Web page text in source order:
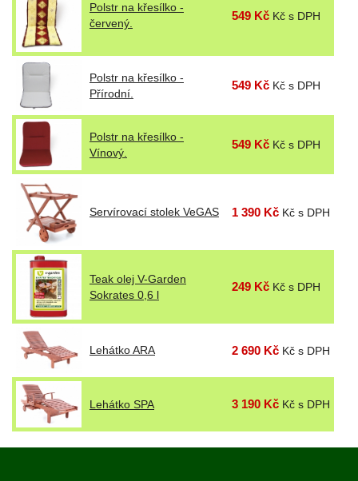
Polstr na křesílko -
červený.
549 Kč Kč s DPH
Polstr na křesílko -
Přírodní.
549 Kč Kč s DPH
Polstr na křesílko -
Vínový.
549 Kč Kč s DPH
Servírovací stolek VeGAS 1 390 Kč Kč s DPH
Teak olej V-Garden
Sokrates 0,6 l
249 Kč Kč s DPH
Lehátko ARA 2 690 Kč Kč s DPH
Lehátko SPA 3 190 Kč Kč s DPH